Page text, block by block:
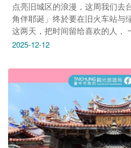
点亮旧城区的浪漫，这周我们去
角伴耶诞」终於要在旧火车站与
这两天，把时间留给喜欢的人，
日的温暖吧 活动｜2025台中珍甜
绿川 活动连结：https://reurl.cc/
----------- 活动｜麋幻星愿圣诞树
音乐派对 12/13(六) 14:00-15:00
12/13(六) 15:00-16:00 神奇夜光
16:00 台中市屯区艺文中心
路201号） 活动连结：https://
----------------- 活动｜2025全球极
2025-12-12